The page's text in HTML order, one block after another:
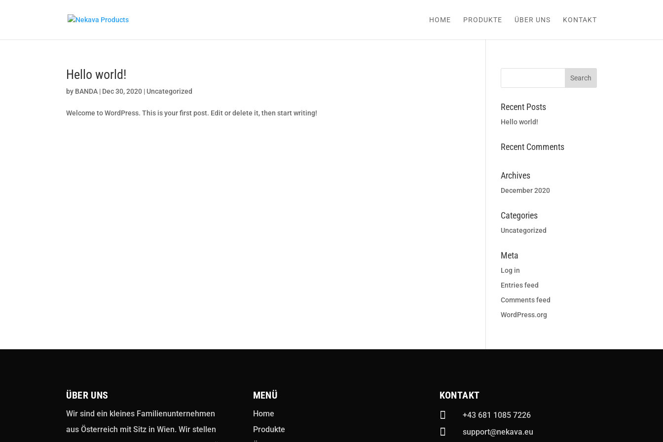
HOME PRODUKTE ÜBER UNS KONTAKT
Hello world!
by BANDA | Dec 30, 2020 | Uncategorized
Welcome to WordPress. This is your first post. Edit or delete it, then start writing!
Recent Posts
Hello world!
Recent Comments
Archives
December 2020
Categories
Uncategorized
Meta
Log in
Entries feed
Comments feed
WordPress.org
ÜBER UNS
Wir sind ein kleines Familienunternehmen
aus Österreich mit Sitz in Wien. Wir stellen
MENÜ
Home
Produkte
KONTAKT
 +43 681 1085 7226
 support@nekava.eu